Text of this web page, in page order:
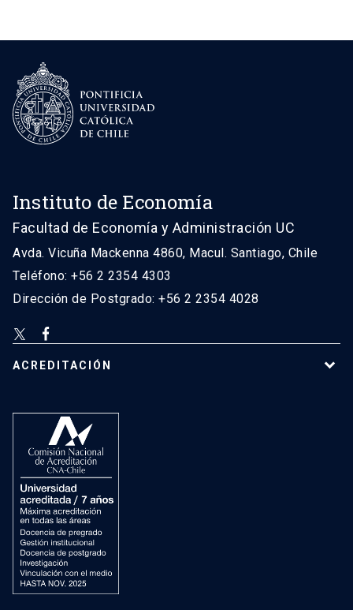
Instituto de Economía
Facultad de Economía y Administración UC
Avda. Vicuña Mackenna 4860, Macul. Santiago, Chile
Teléfono: +56 2 2354 4303
Dirección de Postgrado: +56 2 2354 4028
ACREDITACIÓN